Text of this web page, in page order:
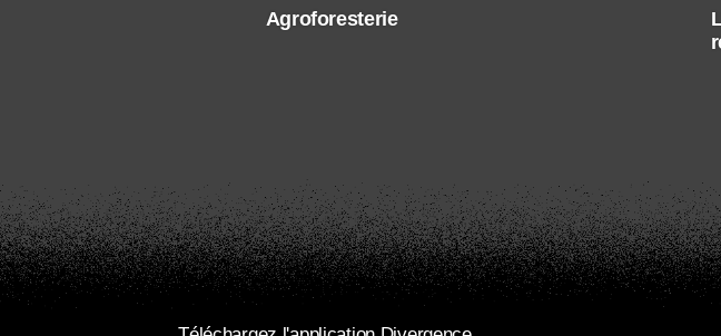
Agroforesterie